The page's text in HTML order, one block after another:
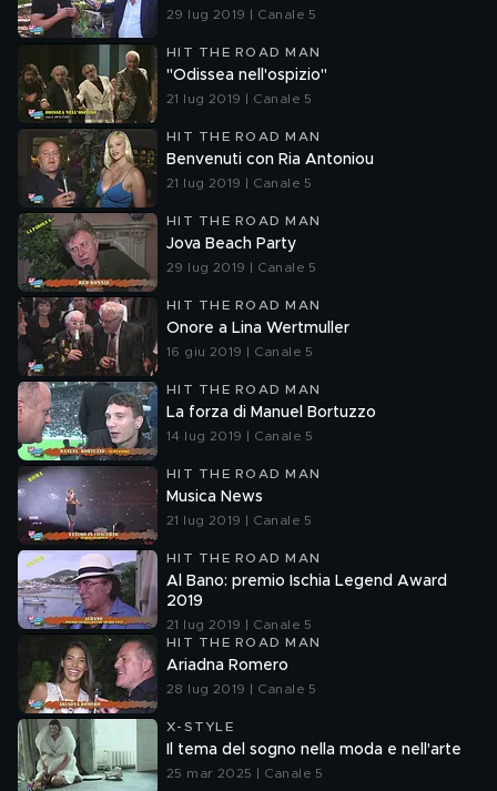
29 lug 2019 | Canale 5
HIT THE ROAD MAN
"Odissea nell'ospizio"
21 lug 2019 | Canale 5
HIT THE ROAD MAN
Benvenuti con Ria Antoniou
21 lug 2019 | Canale 5
HIT THE ROAD MAN
Jova Beach Party
29 lug 2019 | Canale 5
HIT THE ROAD MAN
Onore a Lina Wertmuller
16 giu 2019 | Canale 5
HIT THE ROAD MAN
La forza di Manuel Bortuzzo
14 lug 2019 | Canale 5
HIT THE ROAD MAN
Musica News
21 lug 2019 | Canale 5
HIT THE ROAD MAN
Al Bano: premio Ischia Legend Award
2019
21 lug 2019 | Canale 5
HIT THE ROAD MAN
Ariadna Romero
28 lug 2019 | Canale 5
X-STYLE
Il tema del sogno nella moda e nell'arte
25 mar 2025 | Canale 5